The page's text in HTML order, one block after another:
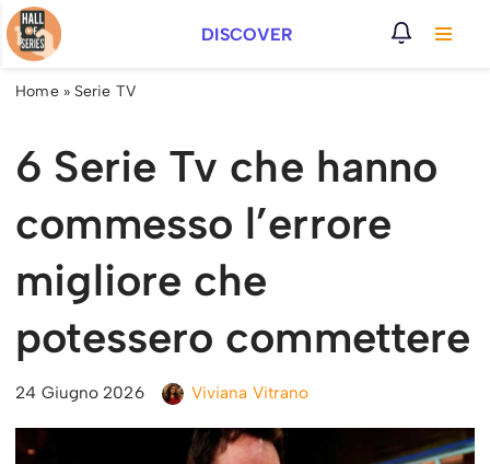
Vai
al
DISCOVER
Home» Serie TV
6 Serie Tv che hanno
commesso l’errore
migliore che
potessero commettere
24 Giugno 2026 Viviana Vitrano